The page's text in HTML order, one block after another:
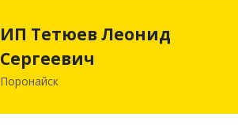
ИП Тетюев Леонид
Сергеевич
Поронайск
Сергеевич
694242, Сахалинская обл, Поронайск г,